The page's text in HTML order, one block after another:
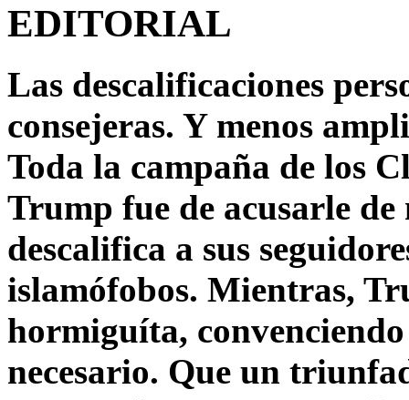
EDITORIAL
Las descalificaciones
consejeras. Y menos
Toda la campaña de los
Trump fue de acusarle
descalifica a sus
islamófobos. Mientras,
hormiguíta,
necesario. Que un